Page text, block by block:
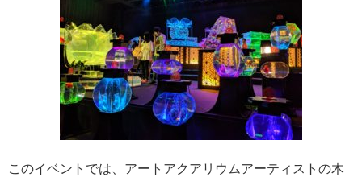
このイベントでは、アートアクアリウムアーティストの木